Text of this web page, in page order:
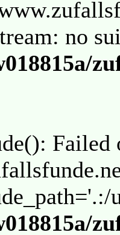
no
Failed